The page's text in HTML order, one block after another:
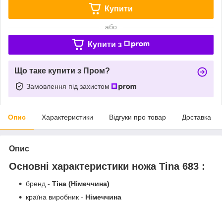
Купити
або
Купити з
Що таке купити з Пром?
Замовлення під захистом
Опис Характеристики Відгуки про товар Доставка
Опис
Основні характеристики ножа Tina 683 :
бренд - Тіна (Німеччина)
країна виробник - Німеччина